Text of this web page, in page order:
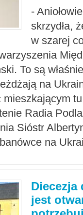
-
skrzydła,
w szarej
To są
na
Radia
Sióstr
na
Diecezja
jest